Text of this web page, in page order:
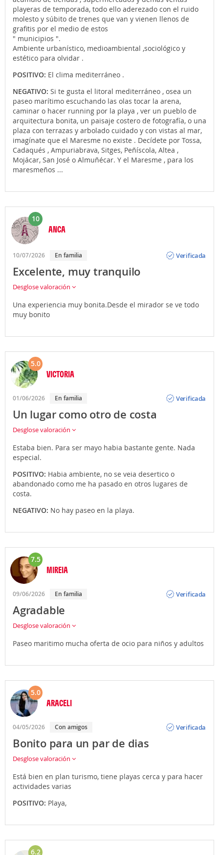
playeras de temporada, todo ello aderezado con el ruido
molesto y súbito de trenes que van y vienen llenos de
grafitis por el medio de estos
" municipios ".
Ambiente urbanístico, medioambiental ,sociológico y
estético para olvidar .
POSITIVO: El clima mediterráneo .
NEGATIVO: Si te gusta el litoral mediterráneo , osea un
paseo marítimo escuchando las olas tocar la arena,
caminar o hacer running por la playa , ver un pueblo de
arquitectura bonita, un paisaje costero de fotografía, o una
plaza con terrazas y arbolado cuidado y con vistas al mar,
imagínate que el Maresme no existe . Decídete por Tossa,
Cadaqués , Ampuriabrava, Sitges, Peñíscola, Altea ,
Mojácar, San José o Almuñécar. Y el Maresme , para los
maresmeños ...
10
ANCA
10/07/2026 En familia
Verificada
Excelente, muy tranquilo
Desglose valoración
Una experiencia muy bonita.Desde el mirador se ve todo
muy bonito
5.0
VICTORIA
01/06/2026 En familia
Verificada
Un lugar como otro de costa
Desglose valoración
Estaba bien. Para ser mayo habia bastante gente. Nada
especial.
POSITIVO: Habia ambiente, no se veia desertico o
abandonado como me ha pasado en otros lugares de
costa.
NEGATIVO: No hay paseo en la playa.
7.5
MIREIA
09/06/2026 En familia
Verificada
Agradable
Desglose valoración
Paseo maritimo mucha oferta de ocio para niños y adultos
5.0
ARACELI
04/05/2026 Con amigos
Verificada
Bonito para un par de dias
Desglose valoración
Está bien en plan turismo, tiene playas cerca y para hacer
actividades varias
POSITIVO: Playa,
6.2